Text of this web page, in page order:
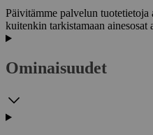
Päivitämme palvelun
kuitenkin tarkistamaan
Ominaisuudet